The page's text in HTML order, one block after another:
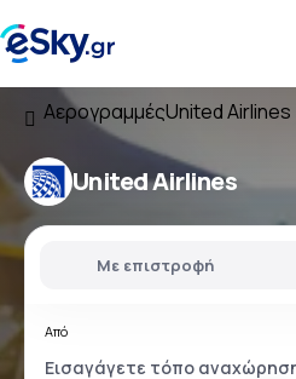
ΑερογραμμέςUnited Airlines
United Airlines
Με επιστροφή
Από